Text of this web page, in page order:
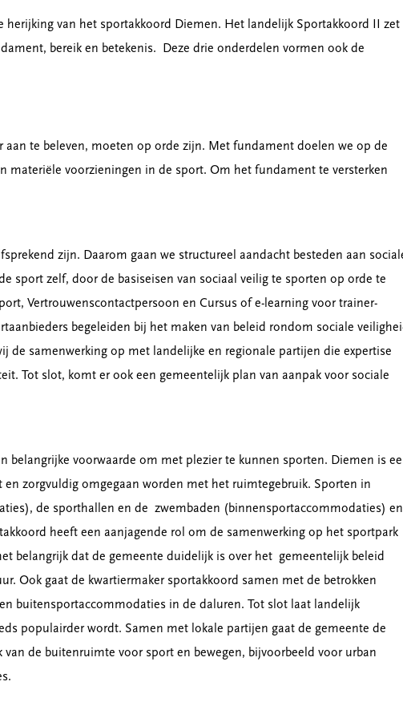
herijking van het sportakkoord Diemen. Het landelijk Sportakkoord II zet
bereik en betekenis. Deze drie onderdelen vormen ook de
aan te beleven, moeten op orde zijn. Met fundament doelen we op de
materiële voorzieningen in de sport. Om het fundament te versterken
zijn. Daarom gaan we structureel aandacht besteden aan
sport zelf, door de basiseisen van sociaal veilig te sporten op orde te
Vertrouwenscontactpersoon en Cursus of e-learning voor trainer-
begeleiden bij het maken van beleid rondom sociale
de samenwerking op met landelijke en regionale partijen die expertise
Tot slot, komt er ook een gemeentelijk plan van aanpak voor sociale
belangrijke voorwaarde om met plezier te kunnen sporten. Diemen is
zorgvuldig omgegaan worden met het ruimtegebruik. Sporten in
de sporthallen en de zwembaden (binnensportaccommodaties) en
heeft een aanjagende rol om de samenwerking op het sportpark
belangrijk dat de gemeente duidelijk is over het gemeentelijk beleid
Ook gaat de kwartiermaker sportakkoord samen met de betrokken
buitensportaccommodaties in de daluren. Tot slot laat landelijk
populairder wordt. Samen met lokale partijen gaat de gemeente de
de buitenruimte voor sport en bewegen, bijvoorbeeld voor urban